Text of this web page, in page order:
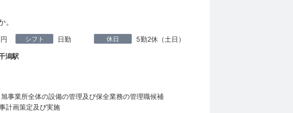
シフト 日勤 休日 5勤2休（土日）
潟駅
事業所全体の設備の管理及び保全業務の管理職候補
計画策定及び実施